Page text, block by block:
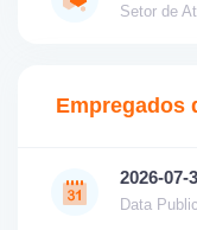
Setor de
Empregados
2026-07-
Data